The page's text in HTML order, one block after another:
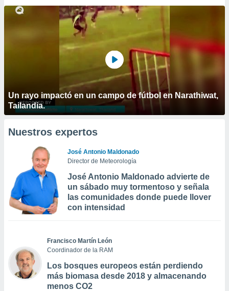
Un rayo impactó en un campo de fútbol en Narathiwat,
Tailandia.
Nuestros expertos
José Antonio Maldonado
Director de Meteorología
José Antonio Maldonado advierte de
un sábado muy tormentoso y señala
las comunidades donde puede llover
con intensidad
Francisco Martín León
Coordinador de la RAM
Los bosques europeos están perdiendo
más biomasa desde 2018 y almacenando
menos CO2